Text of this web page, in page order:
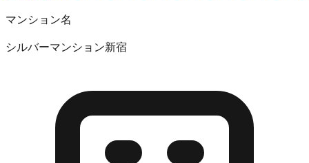
マンション名
シルバーマンション新宿